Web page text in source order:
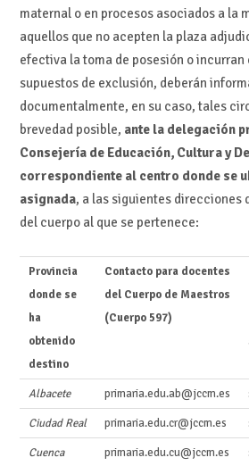
maternal o en procesos asociados a la
aquellos que no acepten la plaza
efectiva la toma de posesión o incurran
supuestos de exclusión, deberán
documentalmente, en su caso, tales
brevedad posible, ante la delegación
Consejería de Educación, Cultura y
correspondiente al centro donde se
asignada, a las siguientes direcciones
del cuerpo al que se pertenece:
Provincia
donde se
ha
obtenido
destino
Contacto para docentes
del Cuerpo de Maestros
(Cuerpo 597)
Albacete primaria.edu.ab@jccm.es
Ciudad Real primaria.edu.cr@jccm.es
Cuenca primaria.edu.cu@jccm.es